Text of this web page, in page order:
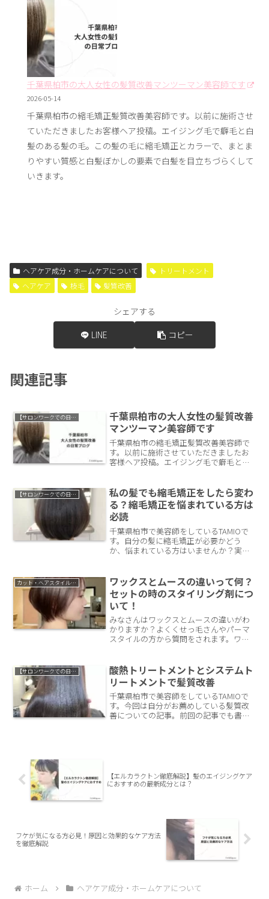
千葉県柏市の大人女性の髪質改善マンツーマン美容師です
2026-05-14
千葉県柏市の縮毛矯正髪質改善美容師です。以前に施術させ
ていただきましたお客様ヘア投稿。エイジング毛で癖毛と白
髪のある髪の毛。この髪の毛に縮毛矯正とカラーで、まとま
りやすい質感と白髪ぼかしの要素で白髪を目立ちづらくして
いきます。
ヘアケア成分・ホームケアについて
トリートメント
ヘアケア
枝毛 髪質改善
シェアする
LINE
コピー
関連記事
【サロンワークでの日常】
千葉県柏市の大人女性の髪質改善
マンツーマン美容師です
千葉県柏市の縮毛矯正髪質改善美容師で
す。以前に施術させていただきましたお
客様ヘア投稿。エイジング毛で癖毛と白
ぼかしの要素で白髪を目立ちづらくして
いきます。
【サロンワークでの日常】
私の髪でも縮毛矯正をしたら変わ
る？縮毛矯正を悩まれている方は
必読
千葉県柏市で美容師をしているTAMIOで
す。自分の髪に縮毛矯正が必要かどう
か、悩まれている方はいませんか？実際
す。今回はそんな人の参考になる記事で
す。
カット・ヘアスタイルについて
ワックスとムースの違いって何？
セットの時のスタイリング剤につ
いて！
みなさんはワックスとムースの違いがわ
かりますか？よくくせっ毛さんやパーマ
スタイルの方から質問をされます。ワッ
には合っていなかった？なんてこともあ
るかも知れません。そんな方のために今
回はワックスとムースの違いについて千
葉県柏市の髪質改善美容師がご説明して
いきます。
【サロンワークでの日常】
酸熱トリートメントとシステムト
リートメントで髪質改善
千葉県柏市で美容師をしているTAMIOで
す。今回は自分がお薦めしている髪質改
善についての記事。前回の記事でも書き
【エルカラクトン徹底解説】髪のエイジングケア
におすすめの最新成分とは？
フケが気になる方必見！原因と効果的なケア方法
を徹底解説
ホーム ヘアケア成分・ホームケアについて